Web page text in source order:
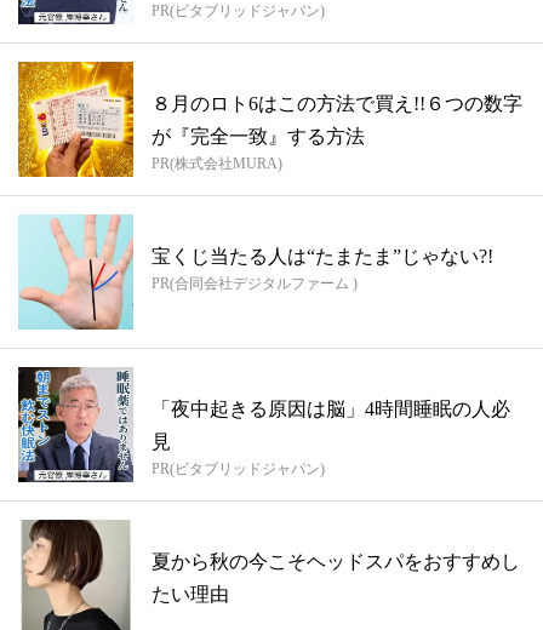
PR(ビタブリッドジャパン)
８月のロト6はこの方法で買え!!６つの数字
が『完全一致』する方法
PR(株式会社MURA)
宝くじ当たる人は“たまたま”じゃない?!
PR(合同会社デジタルファーム )
「夜中起きる原因は脳」4時間睡眠の人必
見
PR(ビタブリッドジャパン)
夏から秋の今こそヘッドスパをおすすめし
たい理由